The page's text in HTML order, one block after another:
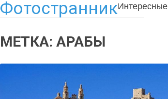
Фотостранник
МЕТКА: АРАБЫ